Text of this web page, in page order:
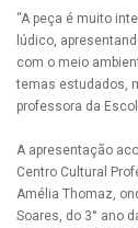
“A peça é muito
lúdico,
com o meio
temas estudados,
professora da
A apresentação
Centro Cultural
Amélia Thomaz,
Soares, do 3° ano